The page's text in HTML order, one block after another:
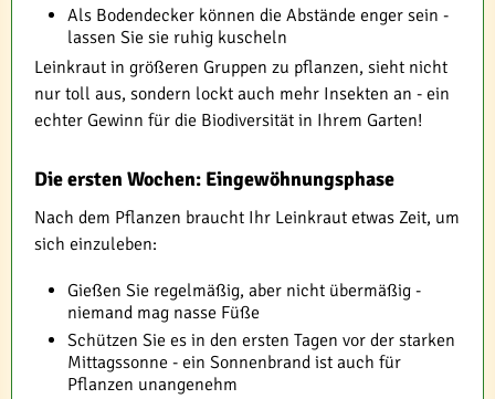
Als Bodendecker können die Abstände enger sein -
lassen Sie sie ruhig kuscheln
Leinkraut in größeren Gruppen zu pflanzen, sieht nicht
nur toll aus, sondern lockt auch mehr Insekten an - ein
echter Gewinn für die Biodiversität in Ihrem Garten!
Die ersten Wochen: Eingewöhnungsphase
Nach dem Pflanzen braucht Ihr Leinkraut etwas Zeit, um
sich einzuleben:
Gießen Sie regelmäßig, aber nicht übermäßig -
niemand mag nasse Füße
Schützen Sie es in den ersten Tagen vor der starken
Mittagssonne - ein Sonnenbrand ist auch für
Pflanzen unangenehm